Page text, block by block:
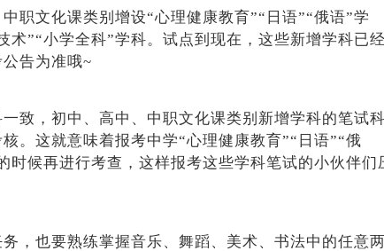
职文化课类别增设“心理健康教育”“日语”“俄语”学
术”“小学全科”学科。试点到现在，这些新增学科已经
告为准哦~
致，初中、高中、中职文化课类别新增学科的笔试科
。这就意味着报考中学“心理健康教育”“日语”“俄
时候再进行考查，这样报考这些学科笔试的小伙伴们
，也要熟练掌握音乐、舞蹈、美术、书法中的任意两